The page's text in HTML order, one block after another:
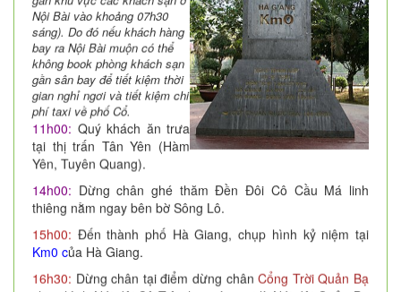
Nội Bài vào khoảng 07h30
sáng). Do đó nếu khách hàng
bay ra Nội Bài muộn có thể
không book phòng khách sạn
gần sân bay để tiết kiệm thời
gian nghỉ ngơi và tiết kiệm chi
phí taxi về phố Cổ.
11h00: Quý khách ăn trưa
tại thị trấn Tân Yên (Hàm
Yên, Tuyên Quang).
14h00: Dừng chân ghé thăm Đền Đôi Cô Cầu Má linh
thiêng nằm ngay bên bờ Sông Lô.
15h00: Đến thành phố Hà Giang, chụp hình kỷ niệm tại
Km0 của Hà Giang.
16h30: Dừng chân tại điểm dừng chânCổng Trời Quản Bạ